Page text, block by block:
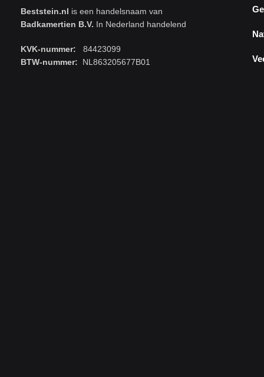
Beststein.nl is een handelsnaam van
Badkamertien B.V. In Nederland handelend
KVK-nummer: 84423099
BTW-nummer: NL863205677B01